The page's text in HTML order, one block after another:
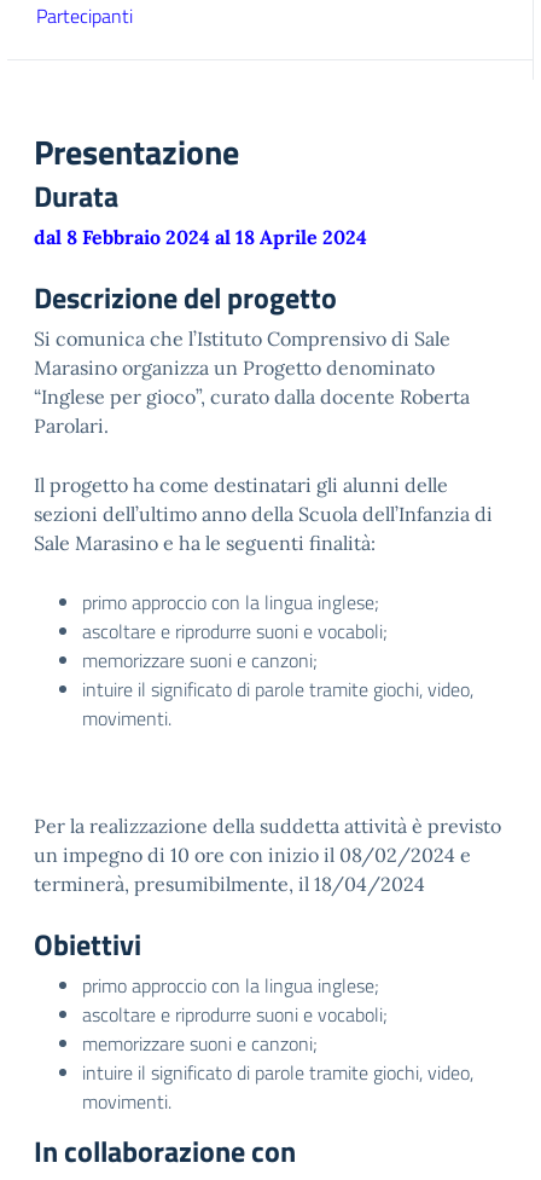
Partecipanti
Presentazione
Durata
dal 8 Febbraio 2024 al 18 Aprile 2024
Descrizione del progetto
Si comunica che l’Istituto Comprensivo di Sale
Marasino organizza un Progetto denominato
“Inglese per gioco”, curato dalla docente Roberta
Parolari.
Il progetto ha come destinatari gli alunni delle
sezioni dell’ultimo anno della Scuola dell’Infanzia di
Sale Marasino e ha le seguenti finalità:
primo approccio con la lingua inglese;
ascoltare e riprodurre suoni e vocaboli;
memorizzare suoni e canzoni;
intuire il significato di parole tramite giochi, video,
movimenti.
Per la realizzazione della suddetta attività è previsto
un impegno di 10 ore con inizio il 08/02/2024 e
terminerà, presumibilmente, il 18/04/2024
Obiettivi
primo approccio con la lingua inglese;
ascoltare e riprodurre suoni e vocaboli;
memorizzare suoni e canzoni;
intuire il significato di parole tramite giochi, video,
movimenti.
In collaborazione con